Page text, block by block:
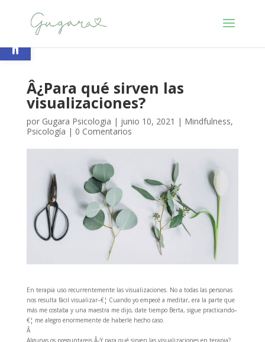
Abrir barra de herramientas
Â¿Para qué sirven las
visualizaciones?
por Gugara Psicologia | junio 10, 2021 | Mindfulness,
Psicología | 0 Comentarios
En terapia uso recurrentemente las visualizaciones. No a todas las personas
nos resulta fácil visualizar–€¦ Cuando yo empecé a meditar, era la parte que
más me costaba y una maestra me dijo, date tiempo Berta, sigue practicando–
€¦ me alegro enormemente de haberle hecho caso.
Â
Algunas os preguntareis Â¿Y para qué sirven las visualizaciones en terapia?